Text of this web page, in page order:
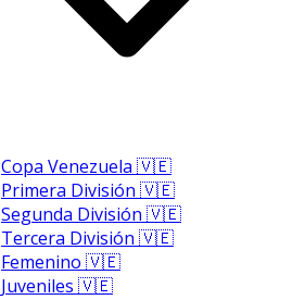
Copa Venezuela 🇻🇪
Primera División 🇻🇪
Segunda División 🇻🇪
Tercera División 🇻🇪
Femenino 🇻🇪
Juveniles 🇻🇪